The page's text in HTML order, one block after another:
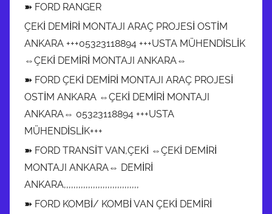
➽ FORD RANGER
ÇEKİ DEMİRİ MONTAJI ARAÇ PROJESİ OSTİM
ANKARA +++05323118894 +++USTA MÜHENDİSLİK
⇔ÇEKİ DEMİRİ MONTAJI ANKARA⇔
➽ FORD ÇEKİ DEMİRİ MONTAJI ARAÇ PROJESİ
OSTİM ANKARA ⇔ÇEKİ DEMİRİ MONTAJI
ANKARA⇔ 05323118894 +++USTA
MÜHENDİSLİK+++
➽ FORD TRANSİT VAN,ÇEKİ ⇔ÇEKİ DEMİRİ
MONTAJI ANKARA⇔ DEMİRİ
ANKARA,,,,,,,,,,,,,,,,,,,,,,,,,,,,,,,
➽ FORD KOMBİ/ KOMBİ VAN ÇEKİ DEMİRİ